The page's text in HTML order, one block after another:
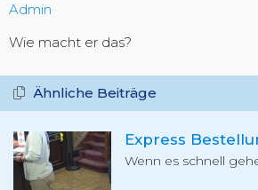
Admin
Wie macht er das?
Ähnliche Beiträge
Express
Wenn es schnell